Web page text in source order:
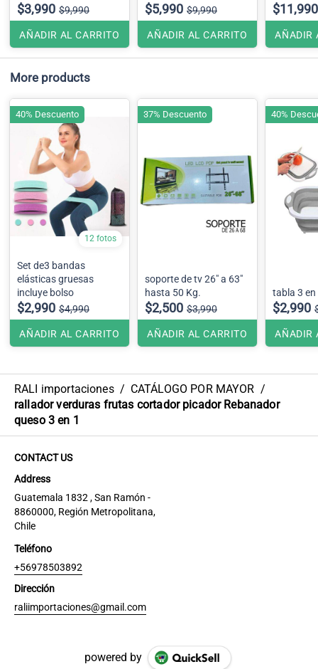
$3,990 $9,990
AÑADIR AL CARRITO
$5,990 $9,990
AÑADIR AL CARRITO
$11,990
AÑADIR
More products
12 fotos
Set de3 bandas
elásticas gruesas
incluye bolso
$2,990 $4,990
AÑADIR AL CARRITO
40% Descuento
soporte de tv 26" a 63"
hasta 50 Kg.
$2,500 $3,990
AÑADIR AL CARRITO
37% Descuento
tabla 3 en
$2,990
AÑADIR
40%
RALI importaciones / CATÁLOGO POR MAYOR /
rallador verduras frutas cortador picador Rebanador
queso 3 en 1
CONTACT US
Address
Guatemala 1832 , San Ramón -
8860000, Región Metropolitana,
Chile
Teléfono
+56978503892
Dirección
raliimportaciones@gmail.com
powered by